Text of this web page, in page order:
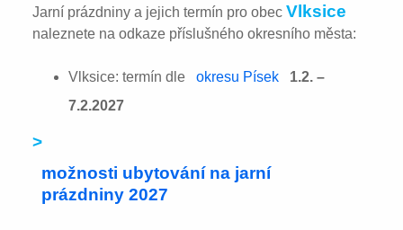
Jarní prázdniny a jejich termín pro obecVlksice
naleznete na odkaze příslušného okresního města:
Vlksice: termín dle okresu Písek
1.2. –
7.2.2027
>
možnosti ubytování na jarní
prázdniny 2027